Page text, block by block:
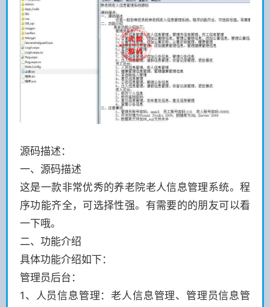
源码描述：
一、源码描述
这是一款非常优秀的养老院老人信息管理系统。程
序功能齐全，可选择性强。有需要的的朋友可以看
一下哦。
二、功能介绍
具体功能介绍如下：
管理员后台：
1、人员信息管理：老人信息管理、管理员信息管